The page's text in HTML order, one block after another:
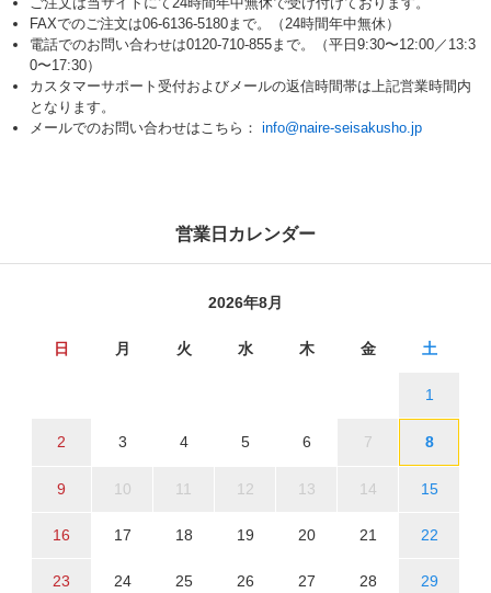
FAXでのご注文は06-6136-5180まで。（24時間年中無休）
電話でのお問い合わせは0120-710-855まで。（平日9:30〜12:00／13:3
0〜17:30）
カスタマーサポート受付およびメールの返信時間帯は上記営業時間内
となります。
メールでのお問い合わせはこちら： info@naire-seisakusho.jp
営業日カレンダー
2026年8月
日 月 火 水 木 金 土
1
2 3 4 5 6 7 8
9 10 11 12 13 14 15
16 17 18 19 20 21 22
23 24 25 26 27 28 29